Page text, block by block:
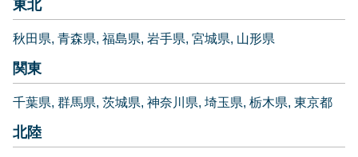
東北
秋田県 青森県 福島県 岩手県 宮城県 山形県
関東
千葉県 群馬県 茨城県 神奈川県 埼玉県 栃木県 東京都
北陸